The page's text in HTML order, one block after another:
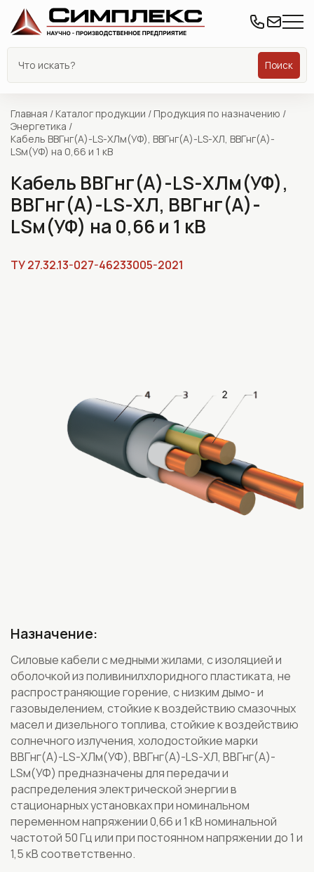
Поиск
Главная / Каталог продукции / Продукция по назначению /
Энергетика /
Кабель ВВГнг(А)-LS-ХЛм(УФ), ВВГнг(А)-LS-ХЛ, ВВГнг(А)-
LSм(УФ) на 0,66 и 1 кВ
Кабель ВВГнг(А)-LS-ХЛм(УФ),
ВВГнг(А)-LS-ХЛ, ВВГнг(А)-
LSм(УФ) на 0,66 и 1 кВ
ТУ 27.32.13-027-46233005-2021
Назначение:
Силовые кабели с медными жилами, с изоляцией и
оболочкой из поливинилхлоридного пластиката, не
распространяющие горение, с низким дымо- и
газовыделением, стойкие к воздействию смазочных
масел и дизельного топлива, стойкие к воздействию
солнечного излучения, холодостойкие марки
ВВГнг(А)-LS-ХЛм(УФ), ВВГнг(А)-LS-ХЛ, ВВГнг(А)-
LSм(УФ) предназначены для передачи и
распределения электрической энергии в
стационарных установках при номинальном
переменном напряжении 0,66 и 1 кВ номинальной
частотой 50 Гц или при постоянном напряжении до 1 и
1,5 кВ соответственно.